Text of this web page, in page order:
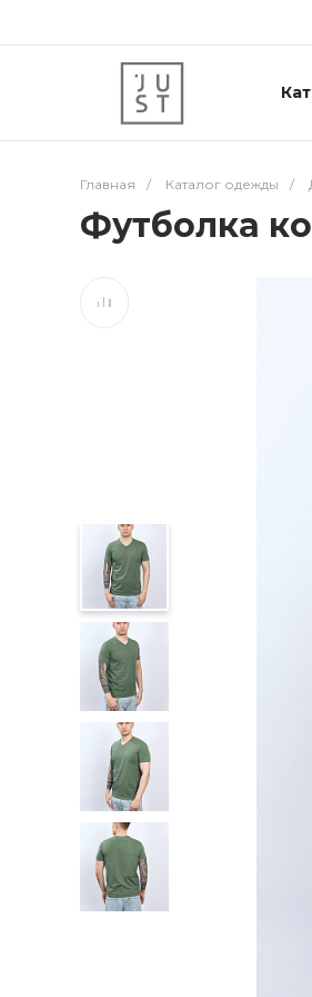
Главная / Каталог одежды /
Футболка